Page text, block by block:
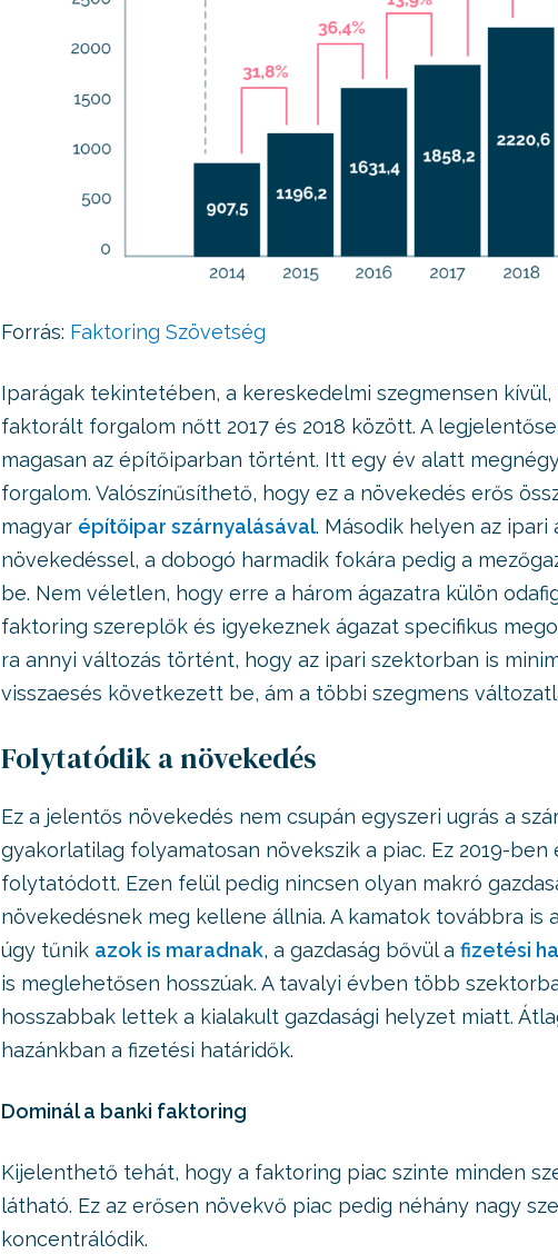
Forrás: Faktoring Szövetség
Iparágak tekintetében, a kereskedelmi szegmensen
faktorált forgalom nőtt 2017 és 2018 között. A
magasan az építőiparban történt. Itt egy év alatt
forgalom. Valószínűsíthető, hogy ez a növekedés erős
magyar építőipar szárnyalásával. Második helyen az ipari
növekedéssel, a dobogó harmadik fokára pedig a
be. Nem véletlen, hogy erre a három ágazatra külön
faktoring szereplők és igyekeznek ágazat specifikus
ra annyi változás történt, hogy az ipari szektorban is
visszaesés következett be, ám a többi szegmens
Folytatódik a növekedés
Ez a jelentős növekedés nem csupán egyszeri ugrás a
gyakorlatilag folyamatosan növekszik a piac. Ez 2019-ben
folytatódott. Ezen felül pedig nincsen olyan makró
növekedésnek meg kellene állnia. A kamatok továbbra is
úgy tűnik azok is maradnak, a gazdaság bővül a fizetési
is meglehetősen hosszúak. A tavalyi évben több
hosszabbak lettek a kialakult gazdasági helyzet miatt.
hazánkban a fizetési határidők.
Dominál a banki faktoring
Kijelenthető tehát, hogy a faktoring piac szinte minden
látható. Ez az erősen növekvő piac pedig néhány nagy
koncentrálódik.